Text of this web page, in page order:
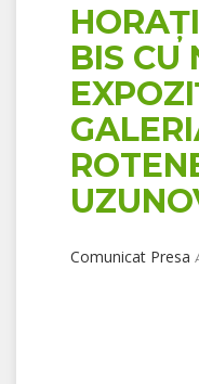
BIS CU
Comunicat Presa